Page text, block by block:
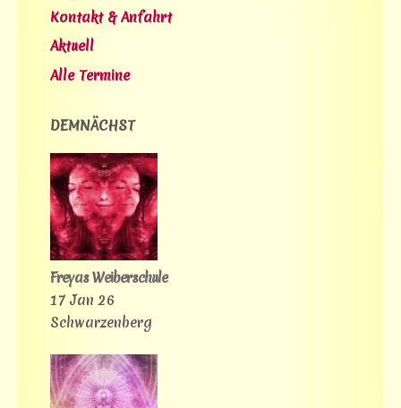
Kontakt & Anfahrt
Aktuell
Alle Termine
DEMNÄCHST
Freyas Weiberschule
17 Jan 26
Schwarzenberg